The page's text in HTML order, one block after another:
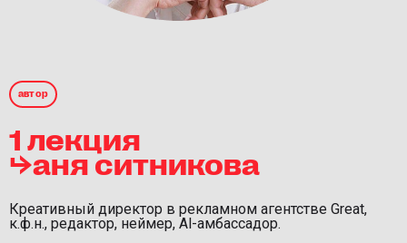
автор
1 лекция
⮡аня ситникова
Креативный директор в рекламном агентстве Great,
к.ф.н., редактор, неймер, Al-амбассадор.